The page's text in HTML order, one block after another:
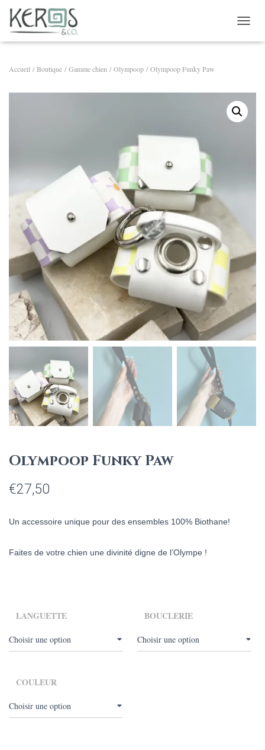
Accueil /Boutique /Gamme chien /Olympoop / Olympoop Funky Paw
Olympoop Funky Paw
€27,50
Un accessoire unique pour des ensembles 100% Biothane!
Faites de votre chien une divinité digne de l’Olympe !
LANGUETTE BOUCLERIE
COULEUR